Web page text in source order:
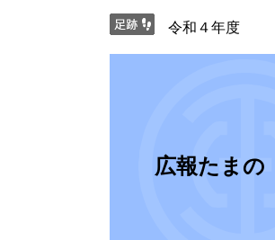
令和４年度
広報たまの